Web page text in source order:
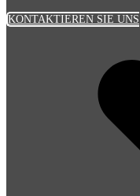
KONTAKTIEREN SIE UNS